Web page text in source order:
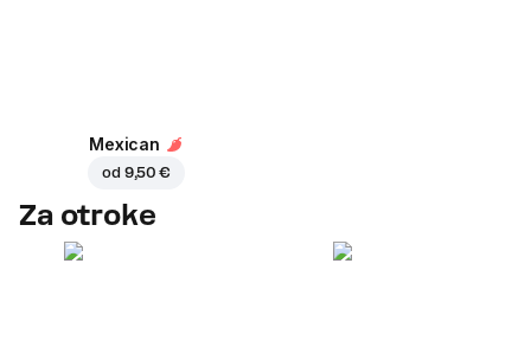
Mexican
od 9,50 €
Za otroke